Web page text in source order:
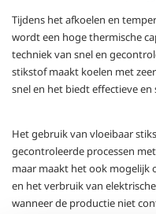
Tijdens het afkoelen en
wordt een hoge thermische
techniek van snel en
stikstof maakt koelen met
snel en het biedt effectieve
Het gebruik van vloeibaar
gecontroleerde processen
maar maakt het ook
en het verbruik van
wanneer de productie niet